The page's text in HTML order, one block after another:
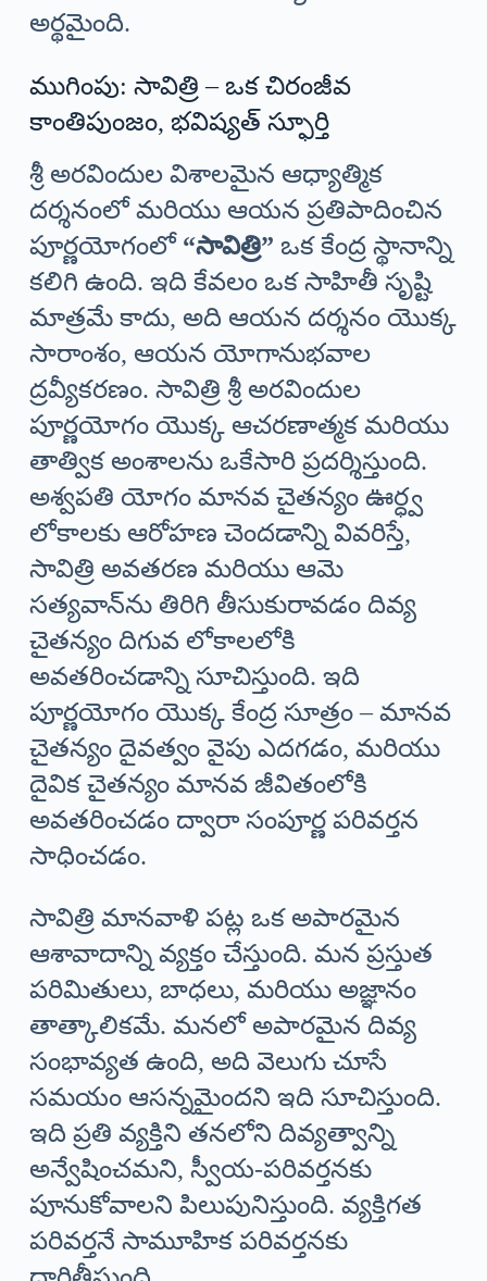
అర్థమైంది.
ముగింపు: సావిత్రి – ఒక చిరంజీవ
కాంతిపుంజం, భవిష్యత్ స్ఫూర్తి
శ్రీ అరవిందుల విశాలమైన ఆధ్యాత్మిక
దర్శనంలో మరియు ఆయన ప్రతిపాదించిన
పూర్ణయోగంలో “సావిత్రి” ఒక కేంద్ర స్థానాన్ని
కలిగి ఉంది. ఇది కేవలం ఒక సాహితీ సృష్టి
మాత్రమే కాదు, అది ఆయన దర్శనం యొక్క
సారాంశం, ఆయన యోగానుభవాల
ద్రవ్యీకరణం. సావిత్రి శ్రీ అరవిందుల
పూర్ణయోగం యొక్క ఆచరణాత్మక మరియు
తాత్విక అంశాలను ఒకేసారి ప్రదర్శిస్తుంది.
అశ్వపతి యోగం మానవ చైతన్యం ఊర్ధ్వ
లోకాలకు ఆరోహణ చెందడాన్ని వివరిస్తే,
సావిత్రి అవతరణ మరియు ఆమె
సత్యవాన్‌ను తిరిగి తీసుకురావడం దివ్య
చైతన్యం దిగువ లోకాలలోకి
అవతరించడాన్ని సూచిస్తుంది. ఇది
పూర్ణయోగం యొక్క కేంద్ర సూత్రం – మానవ
చైతన్యం దైవత్వం వైపు ఎదగడం, మరియు
దైవిక చైతన్యం మానవ జీవితంలోకి
అవతరించడం ద్వారా సంపూర్ణ పరివర్తన
సాధించడం.
సావిత్రి మానవాళి పట్ల ఒక అపారమైన
ఆశావాదాన్ని వ్యక్తం చేస్తుంది. మన ప్రస్తుత
పరిమితులు, బాధలు, మరియు అజ్ఞానం
తాత్కాలికమే. మనలో అపారమైన దివ్య
సంభావ్యత ఉంది, అది వెలుగు చూసే
సమయం ఆసన్నమైందని ఇది సూచిస్తుంది.
ఇది ప్రతి వ్యక్తిని తనలోని దివ్యత్వాన్ని
అన్వేషించమని, స్వీయ-పరివర్తనకు
పూనుకోవాలని పిలుపునిస్తుంది. వ్యక్తిగత
పరివర్తనే సామూహిక పరివర్తనకు